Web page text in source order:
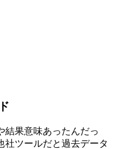
結果意味あったんだっ
社ツールだと過去データ